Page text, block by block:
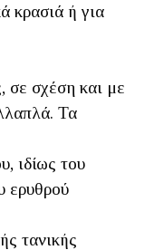
κρασιά ή για
σε σχέση και με
Τα
ιδίως του
ερυθρού
τανικής